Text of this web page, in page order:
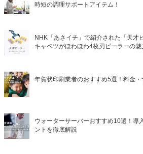
時短の調理サポートアイテム！
NHK「あさイチ」で紹介された「天才
キャベツがほわほわ4枚刃ピーラーの魅
年賀状印刷業者のおすすめ5選！料金
ウォーターサーバーおすすめ10選！導
ントを徹底解説